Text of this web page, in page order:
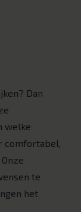
Dan
welke
comfortabel,
te
het